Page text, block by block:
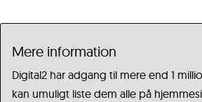
Mere information
Digital2 har adgang til mere end 1
kan umuligt liste dem alle på